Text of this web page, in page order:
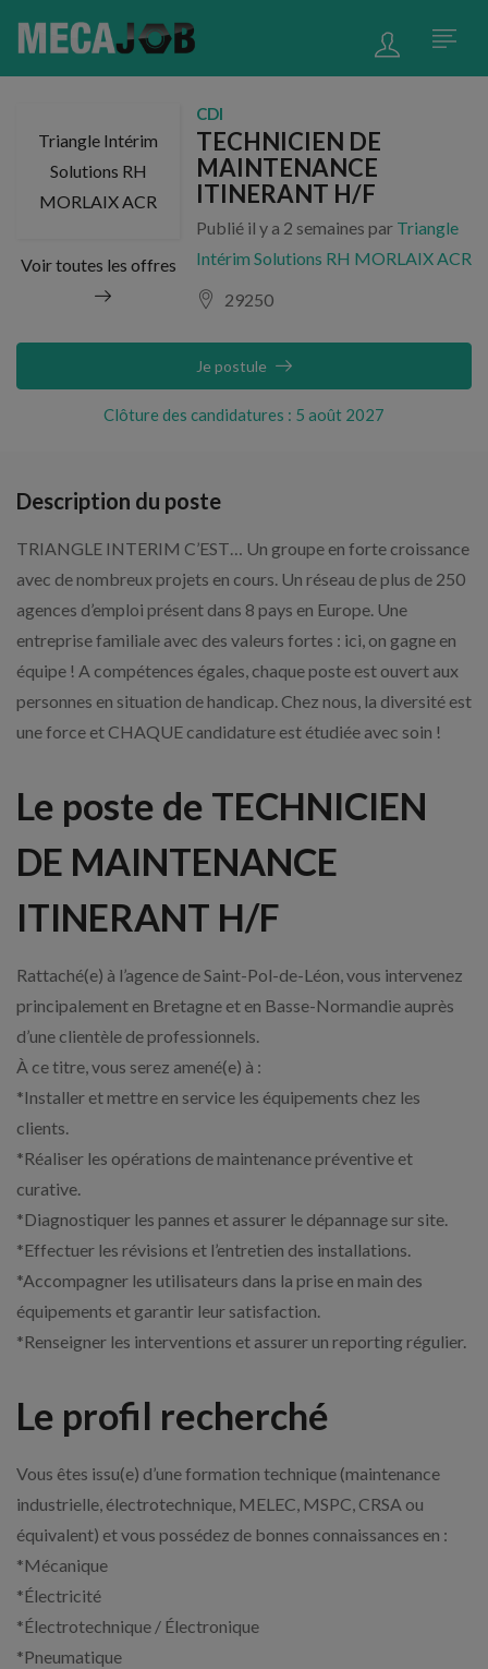
Triangle Intérim
Solutions RH
MORLAIX ACR
Voir toutes les offres
CDI
TECHNICIEN DE
MAINTENANCE
ITINERANT H/F
Publié il y a 2 semaines par Triangle
Intérim Solutions RH MORLAIX ACR
29250
Clôture des candidatures : 5 août 2027
Je postule
Description du poste
TRIANGLE INTERIM C’EST… Un groupe en forte croissance
avec de nombreux projets en cours. Un réseau de plus de 250
agences d’emploi présent dans 8 pays en Europe. Une
entreprise familiale avec des valeurs fortes : ici, on gagne en
équipe ! A compétences égales, chaque poste est ouvert aux
personnes en situation de handicap. Chez nous, la diversité est
une force et CHAQUE candidature est étudiée avec soin !
Le poste de TECHNICIEN
DE MAINTENANCE
ITINERANT H/F
Rattaché(e) à l’agence de Saint-Pol-de-Léon, vous intervenez
principalement en Bretagne et en Basse-Normandie auprès
d’une clientèle de professionnels.
À ce titre, vous serez amené(e) à :
*Installer et mettre en service les équipements chez les
clients.
*Réaliser les opérations de maintenance préventive et
curative.
*Diagnostiquer les pannes et assurer le dépannage sur site.
*Effectuer les révisions et l’entretien des installations.
*Accompagner les utilisateurs dans la prise en main des
équipements et garantir leur satisfaction.
*Renseigner les interventions et assurer un reporting régulier.
Le profil recherché
Vous êtes issu(e) d’une formation technique (maintenance
industrielle, électrotechnique, MELEC, MSPC, CRSA ou
équivalent) et vous possédez de bonnes connaissances en :
*Mécanique
*Électricité
*Électrotechnique / Électronique
*Pneumatique